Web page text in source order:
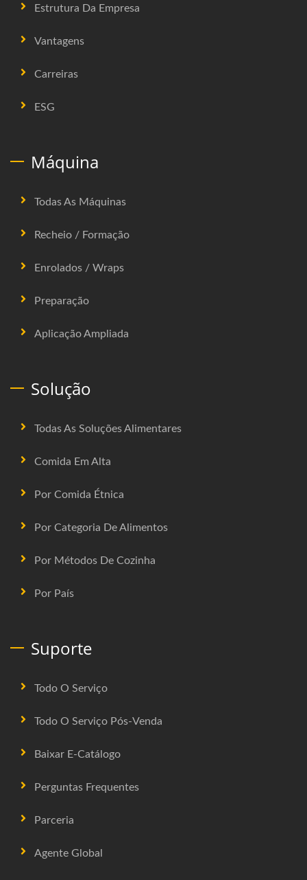
Estrutura Da Empresa
Vantagens
Carreiras
ESG
Máquina
Todas As Máquinas
Recheio / Formação
Enrolados / Wraps
Preparação
Aplicação Ampliada
Solução
Todas As Soluções Alimentares
Comida Em Alta
Por Comida Étnica
Por Categoria De Alimentos
Por Métodos De Cozinha
Por País
Suporte
Todo O Serviço
Todo O Serviço Pós-Venda
Baixar E-Catálogo
Perguntas Frequentes
Parceria
Agente Global